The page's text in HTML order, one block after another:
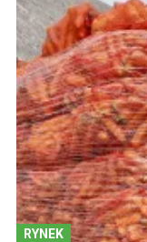
RYNEK